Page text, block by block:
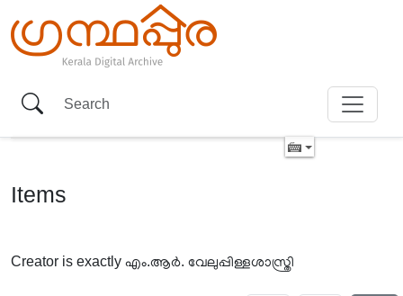
Items
Creator is exactly എം.ആർ. വേലുപ്പിള്ളശാസ്ത്രി